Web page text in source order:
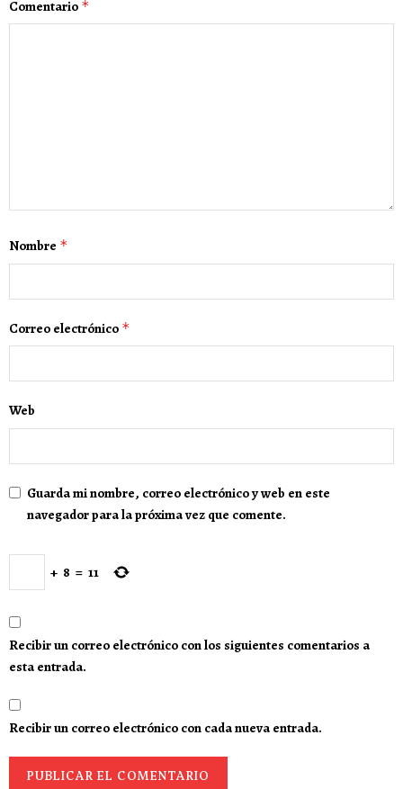
Comentario *
Nombre *
Correo electrónico *
Web
Guarda mi nombre, correo electrónico y web en este
navegador para la próxima vez que comente.
+ 8 = 11
Recibir un correo electrónico con los siguientes comentarios a
esta entrada.
Recibir un correo electrónico con cada nueva entrada.